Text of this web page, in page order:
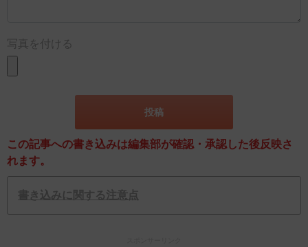
写真を付ける
この記事への書き込みは編集部が確認・承認した後反映さ
れます。
書き込みに関する注意点